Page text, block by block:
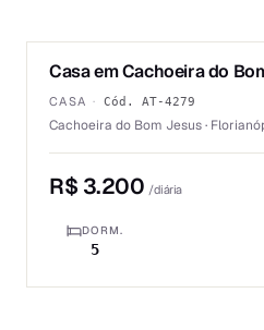
Casa em Cachoeira do
CASA · Cód. AT-4279
Cachoeira do Bom Jesus ·
R$ 3.200 /diária
DORM.
5